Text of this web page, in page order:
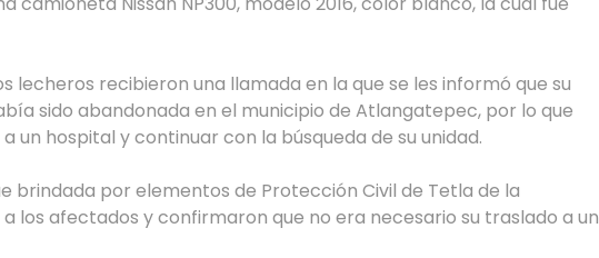
lecheros recibieron una llamada en la que se les informó que su
sido abandonada en el municipio de Atlangatepec, por lo que
un hospital y continuar con la búsqueda de su unidad.
brindada por elementos de Protección Civil de Tetla de la
los afectados y confirmaron que no era necesario su traslado a un